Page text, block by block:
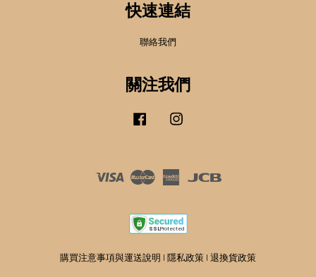
快速連結
聯絡我們
關注我們
Facebook
Visa Master
American
購買注意事項與運送說明 | 隱私政策 | 退換貨政策